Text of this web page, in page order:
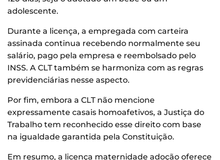
adolescente.
Durante a licença, a empregada com carteira
assinada continua recebendo normalmente seu
salário, pago pela empresa e reembolsado pelo
INSS. A CLT também se harmoniza com as regras
previdenciárias nesse aspecto.
Por fim, embora a CLT não mencione
expressamente casais homoafetivos, a Justiça do
Trabalho tem reconhecido esse direito com base
na igualdade garantida pela Constituição.
Em resumo, a licença maternidade adoção oferece